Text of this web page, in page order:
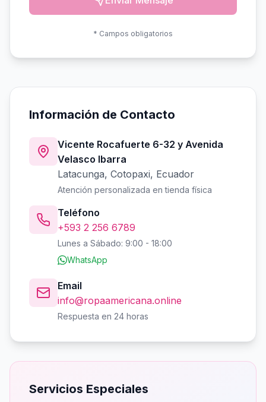
* Campos obligatorios
Información de Contacto
Vicente Rocafuerte 6-32 y Avenida
Velasco Ibarra
Latacunga, Cotopaxi, Ecuador
Atención personalizada en tienda física
Teléfono
+593 2 256 6789
Lunes a Sábado: 9:00 - 18:00
WhatsApp
Email
info@ropaamericana.online
Respuesta en 24 horas
Servicios Especiales